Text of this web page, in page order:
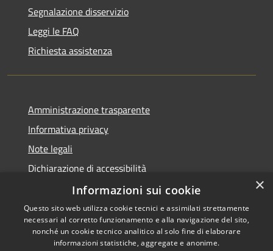
Segnalazione disservizio
Leggi le FAQ
Richiesta assistenza
Amministrazione trasparente
Informativa privacy
Note legali
Dichiarazione di accessibilità
Obiettivi di accessibilità
×
Informazioni sui cookie
Questo sito web utilizza cookie tecnici e assimilati strettamente
necessari al corretto funzionamento e alla navigazione del sito,
nonché un cookie tecnico analitico al solo fine di elaborare
informazioni statistiche, aggregate e anonime.